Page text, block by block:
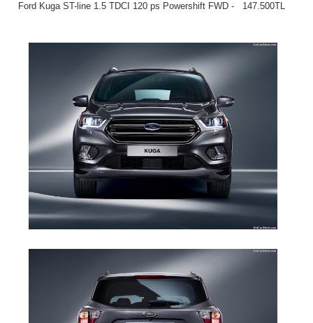
Ford Kuga ST-line 1.5 TDCI 120 ps Powershift FWD - 147.500TL